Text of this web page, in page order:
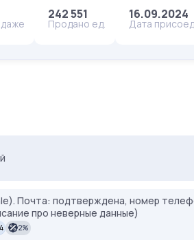
242 551
Продано ед.
16.09.2024
Дата
Используй DRK35 для скидки 35%
под ваши задачи 🚀 Промокод
Почта: подтверждена, номер
про неверные данные)
2%